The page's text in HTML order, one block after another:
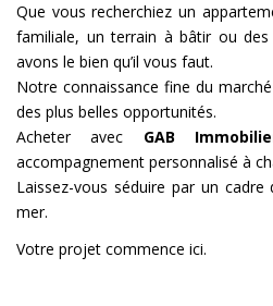
Que vous recherchiez un
familiale, un terrain à bâtir ou
avons le bien qu’il vous faut.
Notre connaissance fine du
des plus belles opportunités.
Acheter avec GAB
accompagnement personnalisé à
Laissez-vous séduire par un
mer.
Votre projet commence ici.